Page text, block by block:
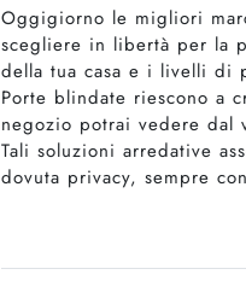
Oggigiorno le migliori
scegliere in libertà per la
della tua casa e i livelli di
Porte blindate riescono a
negozio potrai vedere
Tali soluzioni arredative
dovuta privacy, sempre